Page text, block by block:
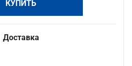
КУПИТЬ
Доставка